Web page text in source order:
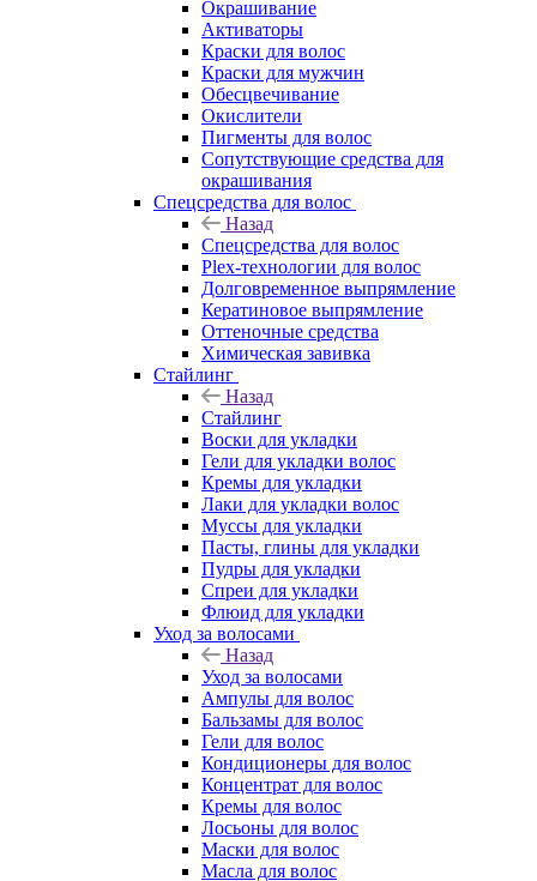
Окрашивание
Активаторы
Краски для волос
Краски для мужчин
Обесцвечивание
Окислители
Пигменты для волос
Сопутствующие средства для
окрашивания
Спецсредства для волос
Назад
Спецсредства для волос
Plex-технологии для волос
Долговременное выпрямление
Кератиновое выпрямление
Оттеночные средства
Химическая завивка
Стайлинг
Назад
Стайлинг
Воски для укладки
Гели для укладки волос
Кремы для укладки
Лаки для укладки волос
Муссы для укладки
Пасты, глины для укладки
Пудры для укладки
Спреи для укладки
Флюид для укладки
Уход за волосами
Назад
Уход за волосами
Ампулы для волос
Бальзамы для волос
Гели для волос
Кондиционеры для волос
Концентрат для волос
Кремы для волос
Лосьоны для волос
Маски для волос
Масла для волос